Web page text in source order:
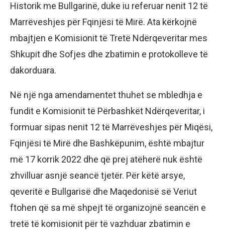
Historik me Bullgarinë, duke iu referuar nenit 12 të
Marrëveshjes për Fqinjësi të Mirë. Ata kërkojnë
mbajtjen e Komisionit të Tretë Ndërqeveritar mes
Shkupit dhe Sofjes dhe zbatimin e protokolleve të
dakorduara.
Në një nga amendamentet thuhet se mbledhja e
fundit e Komisionit të Përbashkët Ndërqeveritar, i
formuar sipas nenit 12 të Marrëveshjes për Miqësi,
Fqinjësi të Mirë dhe Bashkëpunim, është mbajtur
më 17 korrik 2022 dhe që prej atëherë nuk është
zhvilluar asnjë seancë tjetër. Për këtë arsye,
qeveritë e Bullgarisë dhe Maqedonisë së Veriut
ftohen që sa më shpejt të organizojnë seancën e
tretë të komisionit për të vazhduar zbatimin e